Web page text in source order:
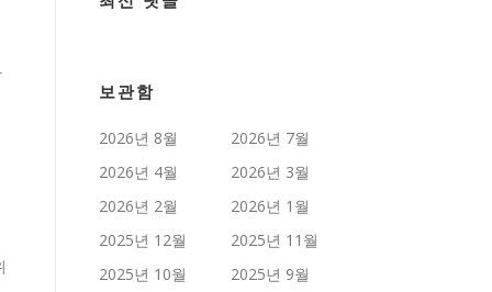
보관함
2026년 8월
2026년 7월
2026년 4월
2026년 3월
2026년 2월
2026년 1월
2025년 12월
2025년 11월
2025년 10월
2025년 9월